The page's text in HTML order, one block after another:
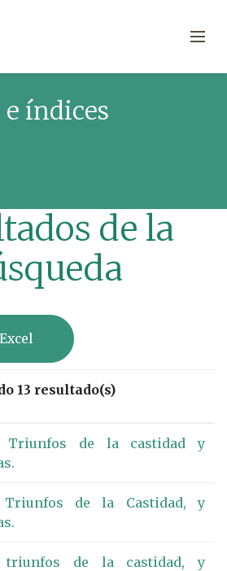
e índices
de la
13 resultado(s)
Triunfos de la castidad y
Triunfos de la Castidad, y
triunfos de la castidad, y